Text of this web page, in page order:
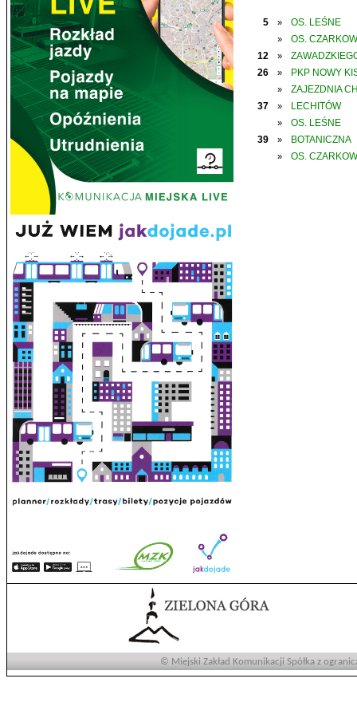
5 » OS. LEŚNE
»
OS.
12
»
26
» PKP NOWY
»
ZAJEZDNIA
37
» LECHITÓW
»
OS. LEŚNE
39
» BOTANICZNA
» OS.
© Miejski Zakład Komunikacji Spółka z